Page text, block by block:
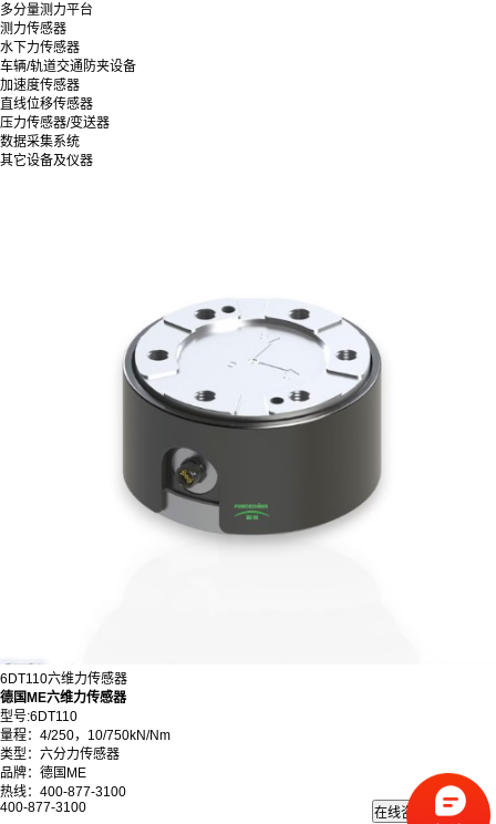
多分量测力平台
测力传感器
水下力传感器
车辆/轨道交通防夹设备
加速度传感器
直线位移传感器
压力传感器/变送器
数据采集系统
其它设备及仪器
6DT110六维力传感器
德国ME六维力传感器
型号:6DT110
量程：4/250，10/750kN/Nm
类型：六分力传感器
品牌：德国ME
热线：400-877-3100
400-877-3100